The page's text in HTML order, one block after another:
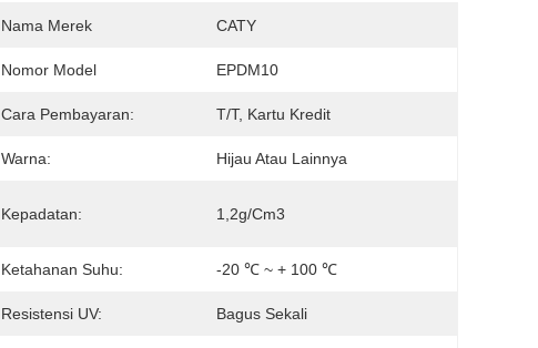
Nama Merek CATY
Nomor Model EPDM10
Cara Pembayaran: T/T, Kartu Kredit
Warna: Hijau Atau Lainnya
Kepadatan: 1,2g/cm3
Ketahanan Suhu: -20 ℃ ~ + 100 ℃
Resistensi UV: Bagus Sekali